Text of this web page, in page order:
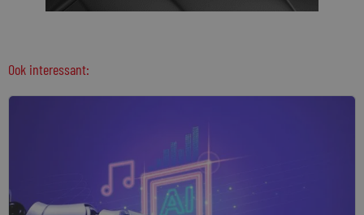
Ook interessant: